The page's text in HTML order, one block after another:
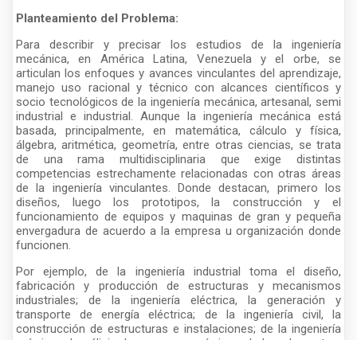
Planteamiento del Problema:
Para describir y precisar los estudios de la ingeniería
mecánica, en América Latina, Venezuela y el orbe, se
articulan los enfoques y avances vinculantes del aprendizaje,
manejo uso racional y técnico con alcances científicos y
socio tecnológicos de la ingeniería mecánica, artesanal, semi
industrial e industrial. Aunque la ingeniería mecánica está
basada, principalmente, en matemática, cálculo y física,
álgebra, aritmética, geometría, entre otras ciencias, se trata
de una rama multidisciplinaria que exige distintas
competencias estrechamente relacionadas con otras áreas
de la ingeniería vinculantes. Donde destacan, primero los
diseños, luego los prototipos, la construcción y el
funcionamiento de equipos y maquinas de gran y pequeña
envergadura de acuerdo a la empresa u organización donde
funcionen.
Por ejemplo, de la ingeniería industrial toma el diseño,
fabricación y producción de estructuras y mecanismos
industriales; de la ingeniería eléctrica, la generación y
transporte de energía eléctrica; de la ingeniería civil, la
construcción de estructuras e instalaciones; de la ingeniería